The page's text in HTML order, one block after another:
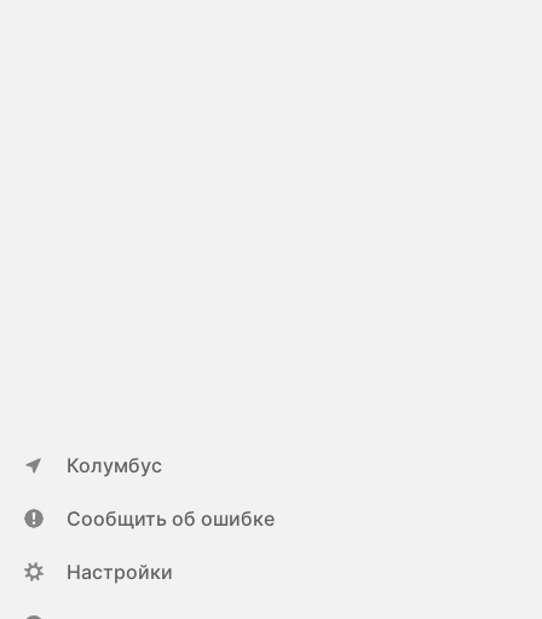
Колумбус
Сообщить об ошибке
Настройки